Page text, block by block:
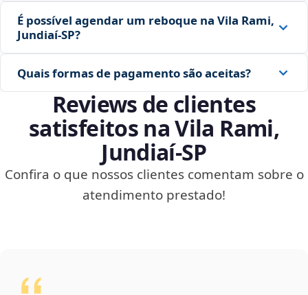
É possível agendar um reboque na Vila Rami,
Jundiaí‑SP?
Quais formas de pagamento são aceitas?
Reviews de clientes
satisfeitos na Vila Rami,
Jundiaí‑SP
Confira o que nossos clientes comentam sobre o
atendimento prestado!